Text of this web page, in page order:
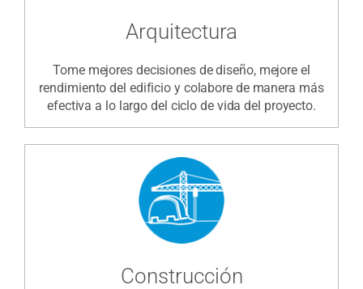
Arquitectura
Tome mejores decisiones de diseño, mejore el
rendimiento del edificio y colabore de manera más
efectiva a lo largo del ciclo de vida del proyecto.
Construcción